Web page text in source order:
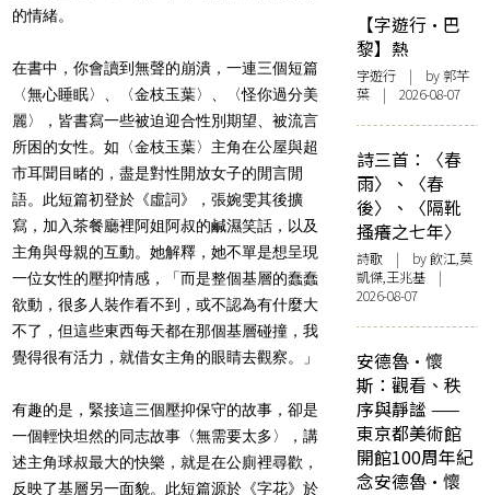
的情緒。
在書中，你會讀到無聲的崩潰，一連三個短篇
〈無心睡眠〉、〈金枝玉葉〉、〈怪你過分美
麗〉，皆書寫一些被迫迎合性別期望、被流言
所困的女性。如〈金枝玉葉〉主角在公屋與超
市耳聞目睹的，盡是對性開放女子的閒言閒
語。此短篇初登於《虛詞》，張婉雯其後擴
寫，加入茶餐廳裡阿姐阿叔的鹹濕笑話，以及
主角與母親的互動。她解釋，她不單是想呈現
一位女性的壓抑情感，「而是整個基層的蠢蠢
欲動，很多人裝作看不到，或不認為有什麼大
不了，但這些東西每天都在那個基層碰撞，我
覺得很有活力，就借女主角的眼睛去觀察。」
有趣的是，緊接這三個壓抑保守的故事，卻是
一個輕快坦然的同志故事〈無需要太多〉，講
述主角球叔最大的快樂，就是在公廁裡尋歡，
反映了基層另一面貌。此短篇源於《字花》於
【字遊行·巴
黎】熱
字遊行 | by 郭芊
葉 | 2026-08-07
詩三首：〈春
雨〉、〈春
後〉、〈隔靴
搔癢之七年〉
詩歌 | by 飲江,莫
凱傑,王兆基 |
2026-08-07
安德魯·懷
斯：觀看、秩
序與靜謐 ——
東京都美術館
開館100周年紀
念安德魯·懷